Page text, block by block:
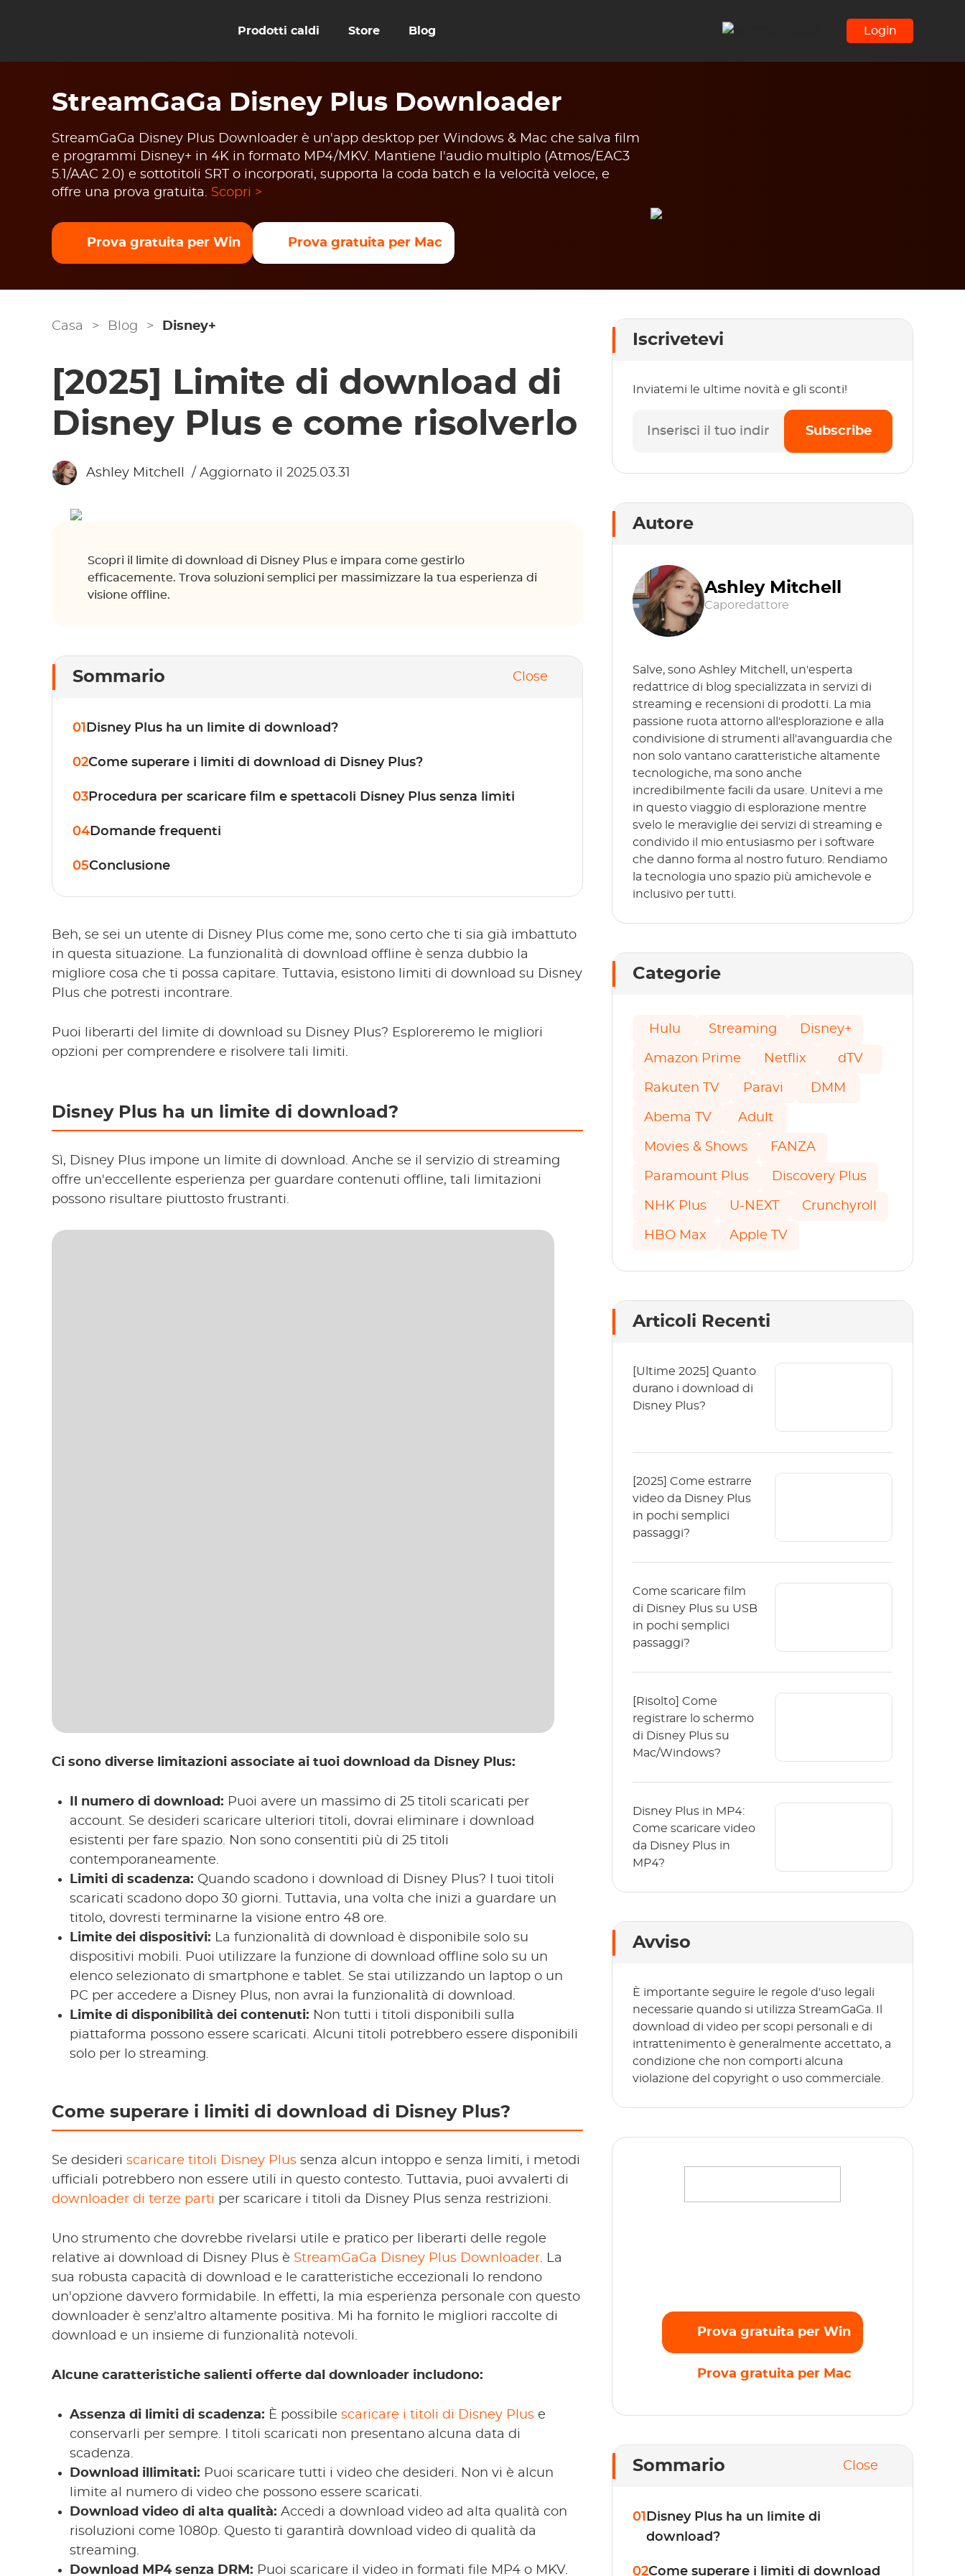
Prodotti caldi Store Blog Login
StreamGaGa Disney Plus Downloader
StreamGaGa Disney Plus Downloader è un'app desktop per Windows & Mac che salva film
e programmi Disney+ in 4K in formato MP4/MKV. Mantiene l'audio multiplo (Atmos/EAC3
5.1/AAC 2.0) e sottotitoli SRT o incorporati, supporta la coda batch e la velocità veloce, e
offre una prova gratuita. Scopri >
Prova gratuita per Win Prova gratuita per Mac
Casa > Blog > Disney+
[2025] Limite di download di
Disney Plus e come risolverlo
Ashley Mitchell / Aggiornato il 2025.03.31
Scopri il limite di download di Disney Plus e impara come gestirlo
efficacemente. Trova soluzioni semplici per massimizzare la tua esperienza di
visione offline.
Sommario Close
01 Disney Plus ha un limite di download?
02Come superare i limiti di download di Disney Plus?
03 Procedura per scaricare film e spettacoli Disney Plus senza limiti
04 Domande frequenti
05Conclusione
Beh, se sei un utente di Disney Plus come me, sono certo che ti sia già imbattuto
in questa situazione. La funzionalità di download offline è senza dubbio la
migliore cosa che ti possa capitare. Tuttavia, esistono limiti di download su Disney
Plus che potresti incontrare.
Puoi liberarti del limite di download su Disney Plus? Esploreremo le migliori
opzioni per comprendere e risolvere tali limiti.
Disney Plus ha un limite di download?
Sì, Disney Plus impone un limite di download. Anche se il servizio di streaming
offre un'eccellente esperienza per guardare contenuti offline, tali limitazioni
possono risultare piuttosto frustranti.
Ci sono diverse limitazioni associate ai tuoi download da Disney Plus:
Il numero di download: Puoi avere un massimo di 25 titoli scaricati per
account. Se desideri scaricare ulteriori titoli, dovrai eliminare i download
esistenti per fare spazio. Non sono consentiti più di 25 titoli
contemporaneamente.
Limiti di scadenza: Quando scadono i download di Disney Plus? I tuoi titoli
scaricati scadono dopo 30 giorni. Tuttavia, una volta che inizi a guardare un
titolo, dovresti terminarne la visione entro 48 ore.
Limite dei dispositivi: La funzionalità di download è disponibile solo su
dispositivi mobili. Puoi utilizzare la funzione di download offline solo su un
elenco selezionato di smartphone e tablet. Se stai utilizzando un laptop o un
PC per accedere a Disney Plus, non avrai la funzionalità di download.
Limite di disponibilità dei contenuti: Non tutti i titoli disponibili sulla
piattaforma possono essere scaricati. Alcuni titoli potrebbero essere disponibili
solo per lo streaming.
Come superare i limiti di download di Disney Plus?
Se desideri scaricare titoli Disney Plus senza alcun intoppo e senza limiti, i metodi
ufficiali potrebbero non essere utili in questo contesto. Tuttavia, puoi avvalerti di
downloader di terze parti per scaricare i titoli da Disney Plus senza restrizioni.
Uno strumento che dovrebbe rivelarsi utile e pratico per liberarti delle regole
relative ai download di Disney Plus è StreamGaGa Disney Plus Downloader. La
sua robusta capacità di download e le caratteristiche eccezionali lo rendono
un'opzione davvero formidabile. In effetti, la mia esperienza personale con questo
downloader è senz'altro altamente positiva. Mi ha fornito le migliori raccolte di
download e un insieme di funzionalità notevoli.
Alcune caratteristiche salienti offerte dal downloader includono:
Assenza di limiti di scadenza: È possibile scaricare i titoli di Disney Plus e
conservarli per sempre. I titoli scaricati non presentano alcuna data di
scadenza.
Download illimitati: Puoi scaricare tutti i video che desideri. Non vi è alcun
limite al numero di video che possono essere scaricati.
Download video di alta qualità: Accedi a download video ad alta qualità con
risoluzioni come 1080p. Questo ti garantirà download video di qualità da
streaming.
Download MP4 senza DRM: Puoi scaricare il video in formati file MP4 o MKV.
Iscrivetevi
Inviatemi le ultime novità e gli sconti!
Subscribe
Autore
Ashley Mitchell
Caporedattore
Salve, sono Ashley Mitchell, un'esperta
redattrice di blog specializzata in servizi di
streaming e recensioni di prodotti. La mia
passione ruota attorno all'esplorazione e alla
condivisione di strumenti all'avanguardia che
non solo vantano caratteristiche altamente
tecnologiche, ma sono anche
incredibilmente facili da usare. Unitevi a me
in questo viaggio di esplorazione mentre
svelo le meraviglie dei servizi di streaming e
condivido il mio entusiasmo per i software
che danno forma al nostro futuro. Rendiamo
la tecnologia uno spazio più amichevole e
inclusivo per tutti.
Categorie
Hulu Streaming Disney+
Amazon Prime Netflix dTV
Rakuten TV Paravi DMM
Abema TV Adult
Movies & Shows FANZA
Paramount Plus Discovery Plus
NHK Plus U-NEXT Crunchyroll
HBO Max Apple TV
Articoli Recenti
[Ultime 2025] Quanto
durano i download di
Disney Plus?
[2025] Come estrarre
video da Disney Plus
in pochi semplici
passaggi?
Come scaricare film
di Disney Plus su USB
in pochi semplici
passaggi?
[Risolto] Come
registrare lo schermo
di Disney Plus su
Mac/Windows?
Disney Plus in MP4:
Come scaricare video
da Disney Plus in
MP4?
Avviso
È importante seguire le regole d'uso legali
necessarie quando si utilizza StreamGaGa. Il
download di video per scopi personali e di
intrattenimento è generalmente accettato, a
condizione che non comporti alcuna
violazione del copyright o uso commerciale.
Prova gratuita per Win
Prova gratuita per Mac
Sommario Close
01 Disney Plus ha un limite di
download?
02Come superare i limiti di download